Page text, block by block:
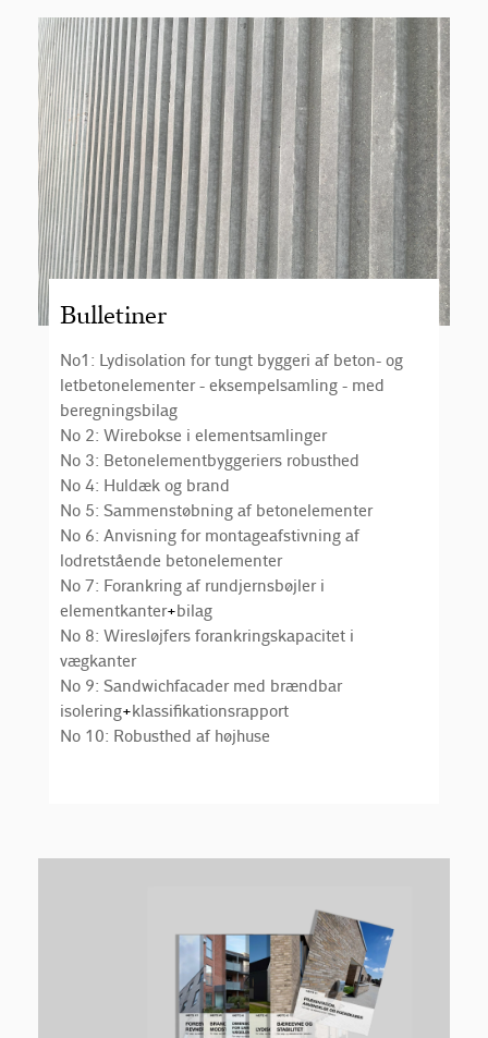
Bulletiner
No1: Lydisolation for tungt byggeri af beton- og
letbetonelementer - eksempelsamling - med
beregningsbilag
No 2: Wirebokse i elementsamlinger
No 3: Betonelementbyggeriers robusthed
No 4: Huldæk og brand
No 5: Sammenstøbning af betonelementer
No 6: Anvisning for montageafstivning af
lodretstående betonelementer
No 7: Forankring af rundjernsbøjler i
elementkanter+bilag
No 8: Wiresløjfers forankringskapacitet i
vægkanter
No 9: Sandwichfacader med brændbar
isolering+klassifikationsrapport
No 10: Robusthed af højhuse